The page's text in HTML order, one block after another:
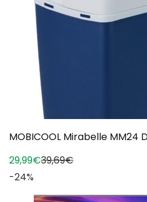
MOBICOOL Mirabelle MM24
29,99€39,69€
-24%